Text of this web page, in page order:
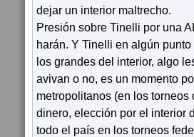
dejar un interior maltrecho.
Presión sobre Tinelli por una
harán. Y Tinelli en algún
los grandes del interior, algo
avivan o no, es un momento
metropolitanos (en los
dinero, elección por el interior
todo el país en los torneos